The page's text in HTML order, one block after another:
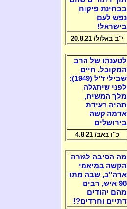
בבחינת פיקוח
נפש לעם
בישראל!
י"ב באלול/ 20.8.21
לטענתו של הרב
המקובל, חיים
שבילי ז"ל (1949):
לפני שיתגלה
מלך המשיח,
תהיה רעידת
אדמה קשה
בירושלים
כ"ו באב/ 4.8.21
מה הסיבה לגזרה
הקשה במיאמי
ארה"ב, שבה מתו
98 איש, רבים
מהם יהודים
דתיים וחרדים?!